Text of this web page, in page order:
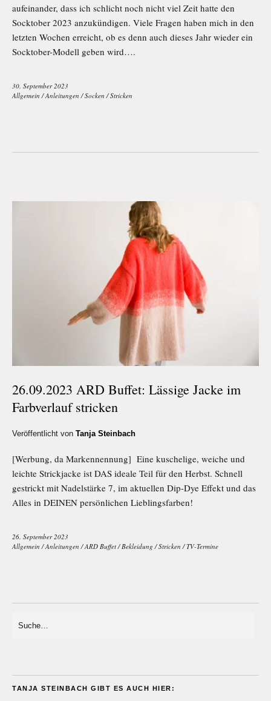
aufeinander, dass ich schlicht noch nicht viel Zeit hatte den
Socktober 2023 anzukündigen. Viele Fragen haben mich in den
letzten Wochen erreicht, ob es denn auch dieses Jahr wieder ein
Socktober-Modell geben wird….
30. September 2023
Allgemein /Anleitungen /Socken /Stricken
26.09.2023 ARD Buffet: Lässige Jacke im
Farbverlauf stricken
Veröffentlicht von Tanja Steinbach
[Werbung, da Markennennung] Eine kuschelige, weiche und
leichte Strickjacke ist DAS ideale Teil für den Herbst. Schnell
gestrickt mit Nadelstärke 7, im aktuellen Dip-Dye Effekt und das
Alles in DEINEN persönlichen Lieblingsfarben!
26. September 2023
Allgemein /Anleitungen /ARD Buffet / Bekleidung /Stricken /TV-Termine
TANJA STEINBACH GIBT ES AUCH HIER: